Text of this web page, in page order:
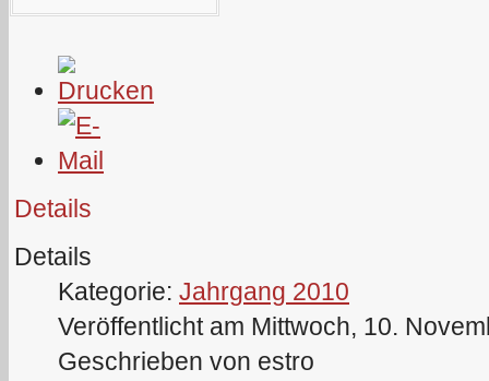
Details
Details
Kategorie: Jahrgang 2010
Veröffentlicht am Mittwoch, 10.
Geschrieben von estro